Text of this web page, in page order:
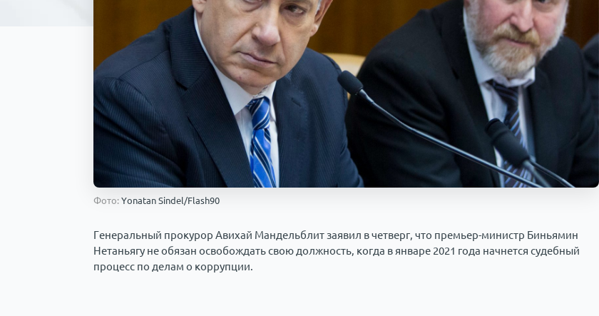
Фото: Yonatan Sindel/Flash90
Генеральный прокурор Авихай Мандельблит заявил в четверг, что премьер-министр Биньямин
Нетаньягу не обязан освобождать свою должность, когда в январе 2021 года начнется судебный
процесс по делам о коррупции.